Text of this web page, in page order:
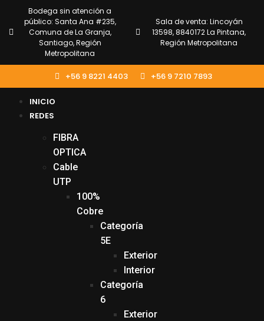
Bodega sin atención a
público: Santa Ana #235,
Comuna de La Granja,
Santiago, Región
Metropolitana
Sala de venta: Lincoyán
13598, 8840172 La Pintana,
Región Metropolitana
+56 9 8221 4403 +56 9 7210 7893
INICIO
REDES
FIBRA
OPTICA
Cable
UTP
100%
Cobre
Categoría
5E
Exterior
Interior
Categoría
6
Exterior